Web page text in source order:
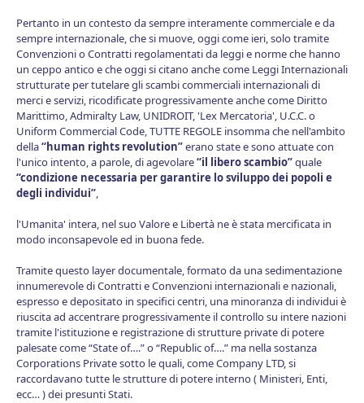
Pertanto in un contesto da sempre interamente commerciale e da
sempre internazionale, che si muove, oggi come ieri, solo tramite
Convenzioni o Contratti regolamentati da leggi e norme che hanno
un ceppo antico e che oggi si citano anche come Leggi Internazionali
strutturate per tutelare gli scambi commerciali internazionali di
merci e servizi, ricodificate progressivamente anche come Diritto
Marittimo, Admiralty Law, UNIDROIT, 'Lex Mercatoria', U.C.C. o
Uniform Commercial Code, TUTTE REGOLE insomma che nell'ambito
della“human rights revolution”erano state e sono attuate con
l'unico intento, a parole, di agevolare“il libero scambio”quale
“condizione necessaria per garantire lo sviluppo dei popoli e
degli individui”,
l'Umanita' intera, nel suo Valore e Libertà ne è stata mercificata in
modo inconsapevole ed in buona fede.
Tramite questo layer documentale, formato da una sedimentazione
innumerevole di Contratti e Convenzioni internazionali e nazionali,
espresso e depositato in specifici centri, una minoranza di individui è
riuscita ad accentrare progressivamente il controllo su intere nazioni
tramite l'istituzione e registrazione di strutture private di potere
palesate come “State of….” o “Republic of….” ma nella sostanza
Corporations Private sotto le quali, come Company LTD, si
raccordavano tutte le strutture di potere interno ( Ministeri, Enti,
ecc… ) dei presunti Stati.